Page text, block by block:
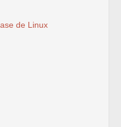
de Linux